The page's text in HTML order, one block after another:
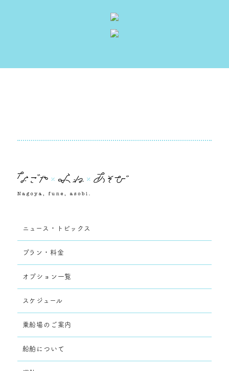
ニュース・トピックス
プラン・料金
オプション一覧
スケジュール
乗船場のご案内
船舶について